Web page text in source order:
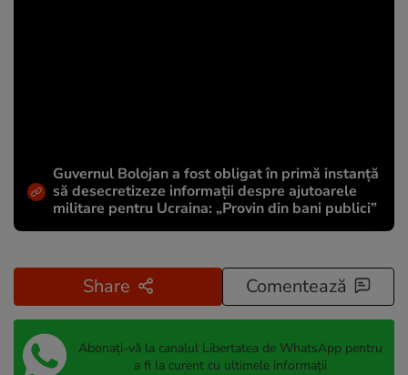
Guvernul Bolojan a fost obligat în primă instanță
să desecretizeze informații despre ajutoarele
militare pentru Ucraina: „Provin din bani publici”
Share Comentează
Abonați-vă la canalul Libertatea de WhatsApp pentru
a fi la curent cu ultimele informații